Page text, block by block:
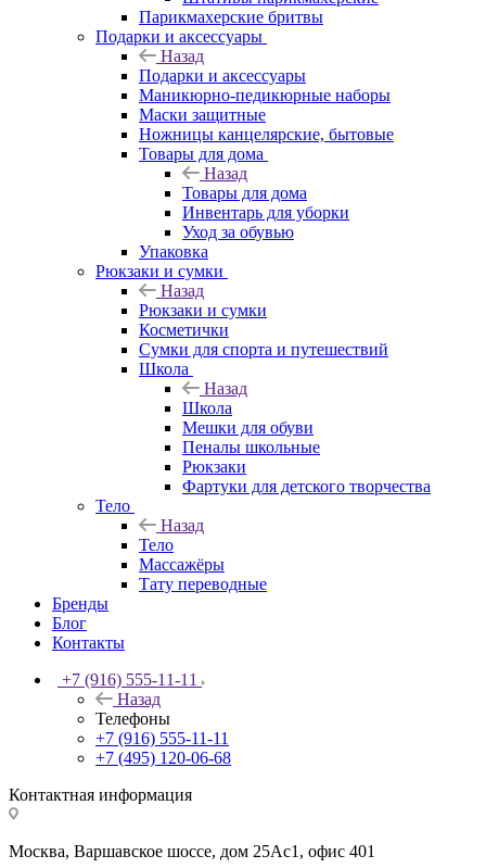
Парикмахерские бритвы
Подарки и аксессуары
Назад
Подарки и аксессуары
Маникюрно-педикюрные наборы
Маски защитные
Ножницы канцелярские, бытовые
Товары для дома
Назад
Товары для дома
Инвентарь для уборки
Уход за обувью
Упаковка
Рюкзаки и сумки
Назад
Рюкзаки и сумки
Косметички
Сумки для спорта и путешествий
Школа
Назад
Школа
Мешки для обуви
Пеналы школьные
Рюкзаки
Фартуки для детского творчества
Тело
Назад
Тело
Массажёры
Тату переводные
Бренды
Блог
Контакты
+7 (916) 555-11-11
Назад
Телефоны
+7 (916) 555-11-11
+7 (495) 120-06-68
Контактная информация
Москва, Варшавское шоссе, дом 25Аc1, офис 401